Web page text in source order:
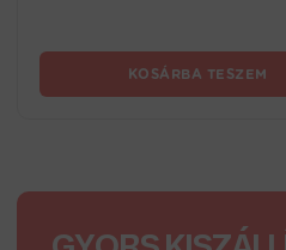
KOSÁRBA TESZEM